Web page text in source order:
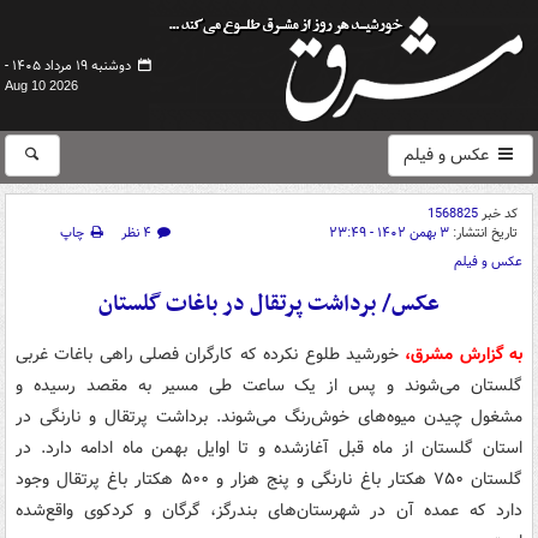
دوشنبه ۱۹ مرداد ۱۴۰۵ -
Aug 10 2026
عکس و فیلم
کد خبر1568825
تاریخ انتشار: ۳ بهمن ۱۴۰۲ - ۲۳:۴۹ ۴ نظر
چاپ
عکس و فیلم
عکس/ برداشت پرتقال در باغات گلستان
به گزارش مشرق، خورشید طلوع نکرده که کارگران فصلی راهی باغات غربی
گلستان می‌شوند و پس از یک ساعت طی مسیر به مقصد رسیده و
مشغول چیدن میوه‌های خوش‌رنگ می‌شوند. برداشت پرتقال و نارنگی در
استان گلستان از ماه قبل آغازشده و تا اوایل بهمن ماه ادامه دارد. در
گلستان ۷۵۰ هکتار باغ نارنگی و پنج هزار و ۵۰۰ هکتار باغ پرتقال وجود
دارد که عمده آن در شهرستان‌های بندرگز، گرگان و کردکوی واقع‌شده